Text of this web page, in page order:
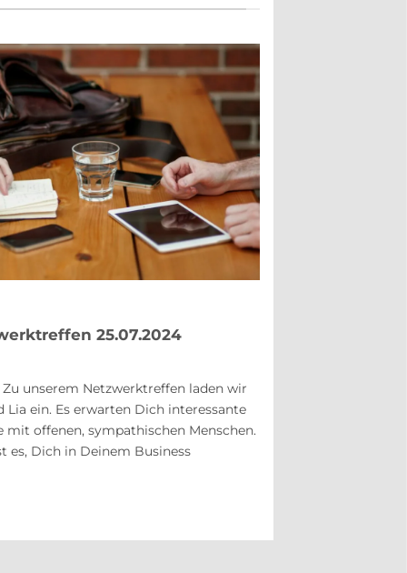
25.07.2024
unserem Netzwerktreffen laden wir
Lia ein. Es erwarten Dich interessante
mit offenen, sympathischen Menschen.
es, Dich in Deinem Business